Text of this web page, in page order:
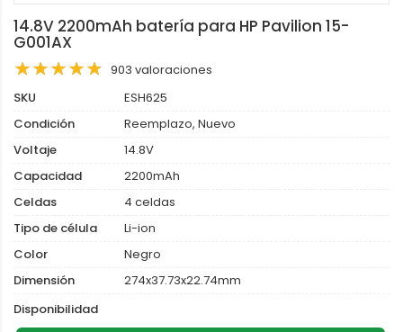
14.8V 2200mAh batería para HP Pavilion 15-
G001AX
903 valoraciones
SKU
ESH625
Condición
Reemplazo, Nuevo
Voltaje
14.8V
Capacidad
2200mAh
Celdas
4 celdas
Tipo de célula
Li-ion
Color
Negro
Dimensión
274x37.73x22.74mm
Disponibilidad